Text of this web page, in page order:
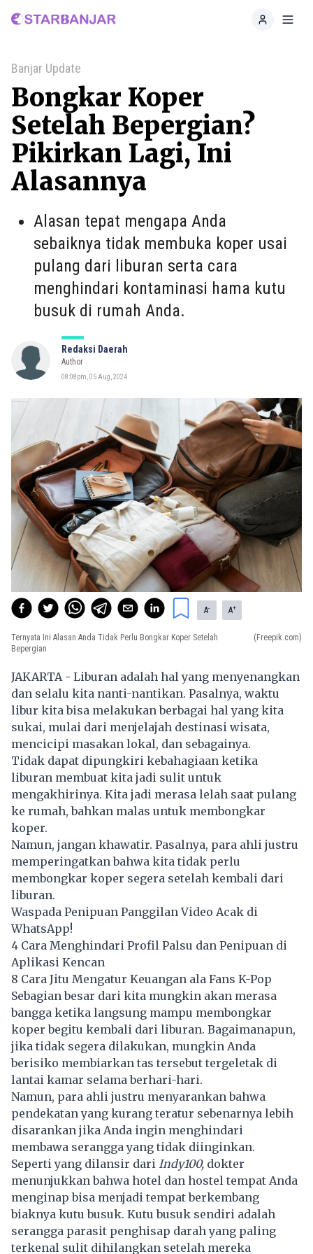
Home
Banjar Update
Bongkar Koper
Setelah Bepergian?
Pikirkan Lagi, Ini
Alasannya
Alasan tepat mengapa Anda
sebaiknya tidak membuka koper usai
pulang dari liburan serta cara
menghindari kontaminasi hama kutu
busuk di rumah Anda.
Redaksi Daerah
Author
08:08pm, 05 Aug, 2024
A- A+
Ternyata Ini Alasan Anda Tidak Perlu Bongkar Koper Setelah
Bepergian
(Freepik.com)
JAKARTA - Liburan adalah hal yang menyenangkan
dan selalu kita nanti-nantikan. Pasalnya, waktu
libur kita bisa melakukan berbagai hal yang kita
sukai, mulai dari menjelajah destinasi wisata,
mencicipi masakan lokal, dan sebagainya.
Tidak dapat dipungkiri kebahagiaan ketika
liburan membuat kita jadi sulit untuk
mengakhirinya. Kita jadi merasa lelah saat pulang
ke rumah, bahkan malas untuk membongkar
koper.
Namun, jangan khawatir. Pasalnya, para ahli justru
memperingatkan bahwa kita tidak perlu
membongkar koper segera setelah kembali dari
liburan.
Waspada Penipuan Panggilan Video Acak di
WhatsApp!
4 Cara Menghindari Profil Palsu dan Penipuan di
Aplikasi Kencan
8 Cara Jitu Mengatur Keuangan ala Fans K-Pop
Sebagian besar dari kita mungkin akan merasa
bangga ketika langsung mampu membongkar
koper begitu kembali dari liburan. Bagaimanapun,
jika tidak segera dilakukan, mungkin Anda
berisiko membiarkan tas tersebut tergeletak di
lantai kamar selama berhari-hari.
Namun, para ahli justru menyarankan bahwa
pendekatan yang kurang teratur sebenarnya lebih
disarankan jika Anda ingin menghindari
membawa serangga yang tidak diinginkan.
Seperti yang dilansir dari Indy100, dokter
menunjukkan bahwa hotel dan hostel tempat Anda
menginap bisa menjadi tempat berkembang
biaknya kutu busuk. Kutu busuk sendiri adalah
serangga parasit penghisap darah yang paling
terkenal sulit dihilangkan setelah mereka